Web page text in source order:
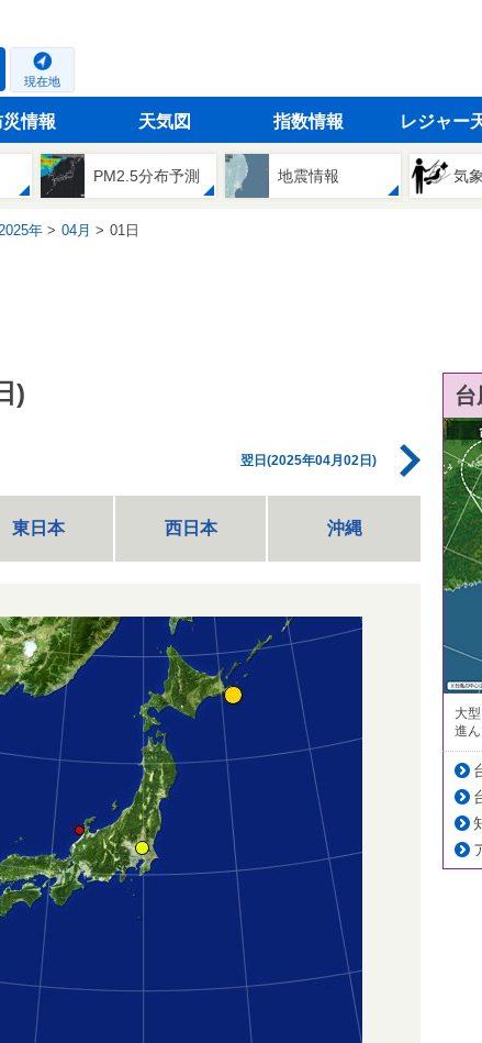
現在地
災情報 天気図 指数情報 レジャー
PM2.5分布予測 地震情報 気
年 04月 01日
)
翌日(2025年04月02日)
東日本 西日本 沖縄
大
進